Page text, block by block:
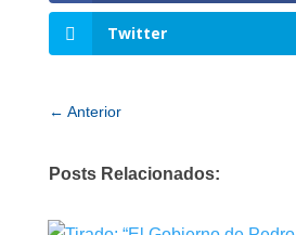
Twitter
← Anterior
Posts Relacionados: